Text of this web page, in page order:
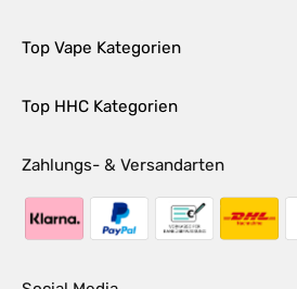
Top Vape Kategorien
Top HHC Kategorien
Zahlungs- & Versandarten